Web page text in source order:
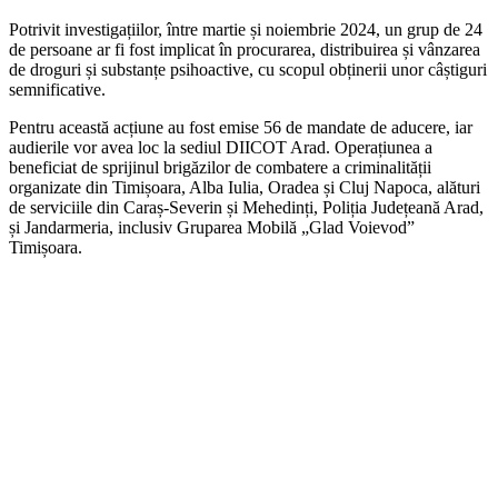
Potrivit investigațiilor, între martie și noiembrie 2024, un grup de 24
de persoane ar fi fost implicat în procurarea, distribuirea și vânzarea
de droguri și substanțe psihoactive, cu scopul obținerii unor câștiguri
semnificative.
Pentru această acțiune au fost emise 56 de mandate de aducere, iar
audierile vor avea loc la sediul DIICOT Arad. Operațiunea a
beneficiat de sprijinul brigăzilor de combatere a criminalității
organizate din Timișoara, Alba Iulia, Oradea și Cluj Napoca, alături
de serviciile din Caraș-Severin și Mehedinți, Poliția Județeană Arad,
și Jandarmeria, inclusiv Gruparea Mobilă „Glad Voievod”
Timișoara.